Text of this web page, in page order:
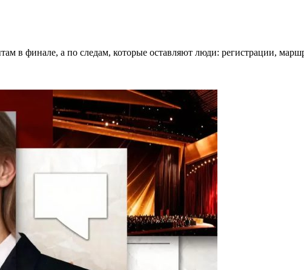
в финале, а по следам, которые оставляют люди: регистрации,